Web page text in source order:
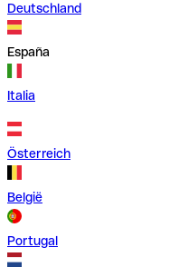
Deutschland
España
Italia
Österreich
België
Portugal